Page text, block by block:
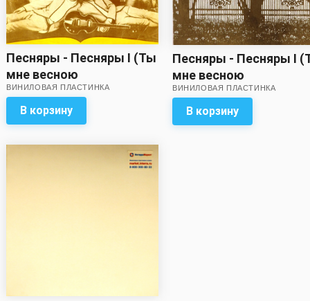
Песняры - Песняры I (Ты
мне весною
приснилась...) (звук
приближен к
удовлетворительному!)
ВИНИЛОВАЯ ПЛАСТИНКА
В корзину
Песняры - Песняры I
мне весною
приснилась...)
ВИНИЛОВАЯ ПЛАСТИНКА
В корзину